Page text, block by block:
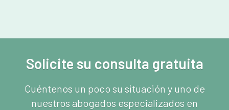
Solicite su consulta gratuita
Cuéntenos un poco su situación y uno de
nuestros abogados especializados en